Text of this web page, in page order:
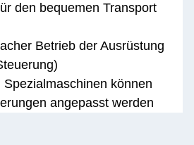
den bequemen Transport
Betrieb der Ausrüstung
können
angepasst werden